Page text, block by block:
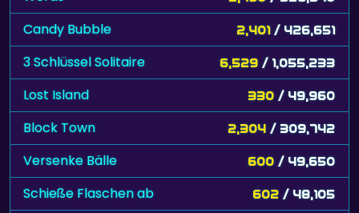
Candy Bubble 2,401 / 426,651
3 Schlüssel Solitaire 6,529 / 1,055,233
Lost Island 330 / 49,960
Block Town 2,304 / 309,742
Versenke Bälle 600 / 49,650
Schieße Flaschen ab 602 / 48,105